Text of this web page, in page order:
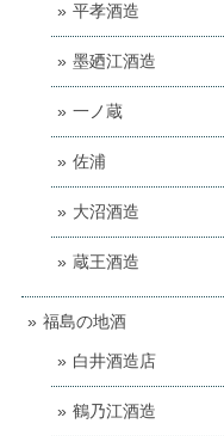
平孝酒造
墨廼江酒造
一ノ蔵
佐浦
大沼酒造
蔵王酒造
福島の地酒
白井酒造店
鶴乃江酒造